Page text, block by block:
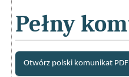
Pełny
Otwórz polski komunikat PDF